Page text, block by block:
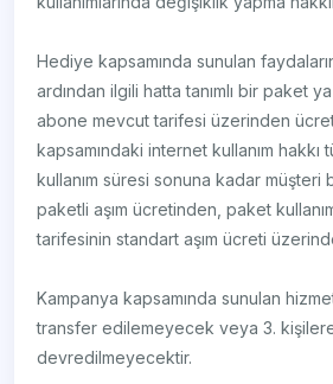
Hediye kapsamında sunulan
ardından ilgili hatta tanımlı bir paket
abone mevcut tarifesi üzerinden
kapsamındaki internet kullanım
kullanım süresi sonuna kadar müşteri
paketli aşım ücretinden, paket
tarifesinin standart aşım ücreti
Kampanya kapsamında sunulan
transfer edilemeyecek veya 3.
devredilmeyecektir.